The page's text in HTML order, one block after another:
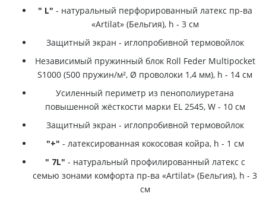
" L" - натуральный перфорированный латекс пр-ва
«Artilat» (Бельгия), h - 3 см
Защитный экран - иглопробивной термовойлок
Независимый пружинный блок Roll Feder Multipocket
S1000 (500 пружин/м², Ø проволоки 1,4 мм), h - 14 см
Усиленный периметр из пенополиуретана
повышенной жёсткости марки EL 2545, W - 10 см
Защитный экран - иглопробивной термовойлок
"+" - латексированная кокосовая койра, h - 1 см
" 7L" - натуральный профилированный латекс с
семью зонами комфорта пр-ва «Artilat» (Бельгия), h - 3
см